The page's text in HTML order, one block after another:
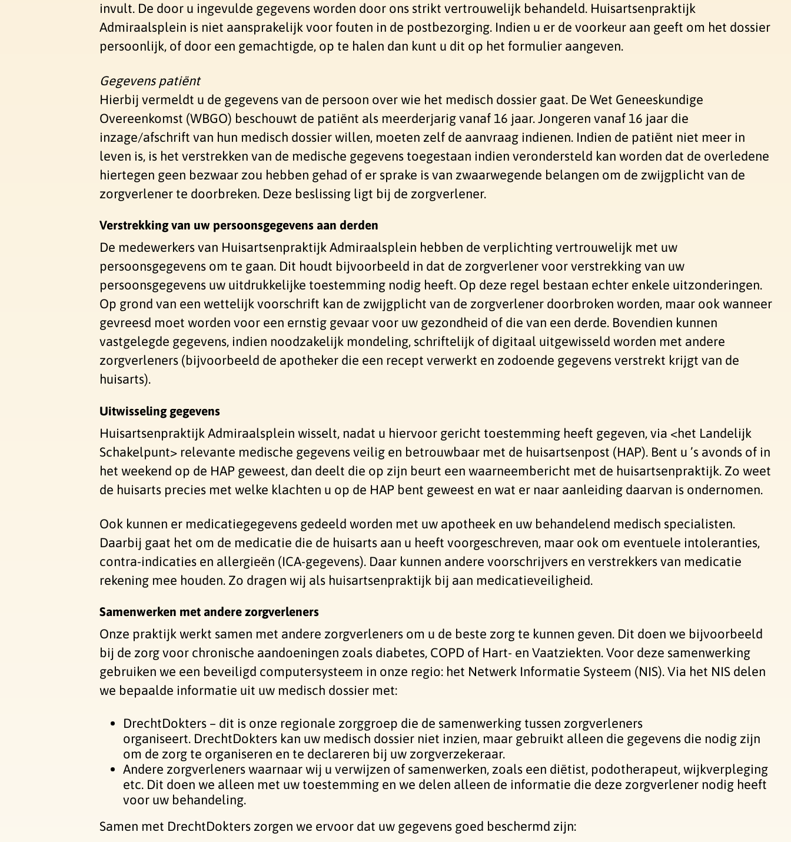
invult. De door u ingevulde gegevens worden door ons strikt vertrouwelijk behandeld. Huisartsenpraktijk
Admiraalsplein is niet aansprakelijk voor fouten in de postbezorging. Indien u er de voorkeur aan geeft om het dossier
persoonlijk, of door een gemachtigde, op te halen dan kunt u dit op het formulier aangeven.
Gegevens patiënt
Hierbij vermeldt u de gegevens van de persoon over wie het medisch dossier gaat. De Wet Geneeskundige
Overeenkomst (WBGO) beschouwt de patiënt als meerderjarig vanaf 16 jaar. Jongeren vanaf 16 jaar die
inzage/afschrift van hun medisch dossier willen, moeten zelf de aanvraag indienen. Indien de patiënt niet meer in
leven is, is het verstrekken van de medische gegevens toegestaan indien verondersteld kan worden dat de overledene
hiertegen geen bezwaar zou hebben gehad of er sprake is van zwaarwegende belangen om de zwijgplicht van de
zorgverlener te doorbreken. Deze beslissing ligt bij de zorgverlener.
Verstrekking van uw persoonsgegevens aan derden
De medewerkers van Huisartsenpraktijk Admiraalsplein hebben de verplichting vertrouwelijk met uw
persoonsgegevens om te gaan. Dit houdt bijvoorbeeld in dat de zorgverlener voor verstrekking van uw
persoonsgegevens uw uitdrukkelijke toestemming nodig heeft. Op deze regel bestaan echter enkele uitzonderingen.
Op grond van een wettelijk voorschrift kan de zwijgplicht van de zorgverlener doorbroken worden, maar ook wanneer
gevreesd moet worden voor een ernstig gevaar voor uw gezondheid of die van een derde. Bovendien kunnen
vastgelegde gegevens, indien noodzakelijk mondeling, schriftelijk of digitaal uitgewisseld worden met andere
zorgverleners (bijvoorbeeld de apotheker die een recept verwerkt en zodoende gegevens verstrekt krijgt van de
huisarts).
Uitwisseling gegevens
Huisartsenpraktijk Admiraalsplein wisselt, nadat u hiervoor gericht toestemming heeft gegeven, via <het Landelijk
Schakelpunt> relevante medische gegevens veilig en betrouwbaar met de huisartsenpost (HAP). Bent u ’s avonds of in
het weekend op de HAP geweest, dan deelt die op zijn beurt een waarneembericht met de huisartsenpraktijk. Zo weet
de huisarts precies met welke klachten u op de HAP bent geweest en wat er naar aanleiding daarvan is ondernomen.
Ook kunnen er medicatiegegevens gedeeld worden met uw apotheek en uw behandelend medisch specialisten.
Daarbij gaat het om de medicatie die de huisarts aan u heeft voorgeschreven, maar ook om eventuele intoleranties,
contra-indicaties en allergieën (ICA-gegevens). Daar kunnen andere voorschrijvers en verstrekkers van medicatie
rekening mee houden. Zo dragen wij als huisartsenpraktijk bij aan medicatieveiligheid.
Samenwerken met andere zorgverleners
Onze praktijk werkt samen met andere zorgverleners om u de beste zorg te kunnen geven. Dit doen we bijvoorbeeld
bij de zorg voor chronische aandoeningen zoals diabetes, COPD of Hart- en Vaatziekten. Voor deze samenwerking
gebruiken we een beveiligd computersysteem in onze regio: het Netwerk Informatie Systeem (NIS). Via het NIS delen
we bepaalde informatie uit uw medisch dossier met:
DrechtDokters – dit is onze regionale zorggroep die de samenwerking tussen zorgverleners
organiseert. DrechtDokters kan uw medisch dossier niet inzien, maar gebruikt alleen die gegevens die nodig zijn
om de zorg te organiseren en te declareren bij uw zorgverzekeraar.
Andere zorgverleners waarnaar wij u verwijzen of samenwerken, zoals een diëtist, podotherapeut, wijkverpleging
etc. Dit doen we alleen met uw toestemming en we delen alleen de informatie die deze zorgverlener nodig heeft
voor uw behandeling.
Samen met DrechtDokters zorgen we ervoor dat uw gegevens goed beschermd zijn: